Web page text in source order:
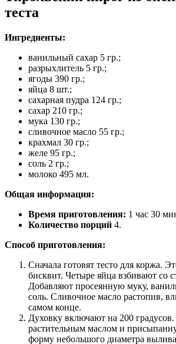
теста
Ингредиенты:
ванильный сахар 5 гр.;
разрыхлитель 5 гр.;
ягоды 390 гр.;
яйца 8 шт.;
сахарная пудра 124 гр.;
сахар 210 гр.;
мука 130 гр.;
сливочное масло 55 гр.;
крахмал 30 гр.;
желе 95 гр.;
соль 2 гр.;
молоко 495 мл.
Общая информация:
Время приготовления: 1 час 30
Количество порций 4.
Способ приготовления:
Сначала готовят тесто для коржа.
бисквит. Четыре яйца взбивают со
Добавляют просеянную муку,
соль. Сливочное масло растопив,
самом конце.
Духовку включают на 200
растительным маслом и
форму небольшого диаметра